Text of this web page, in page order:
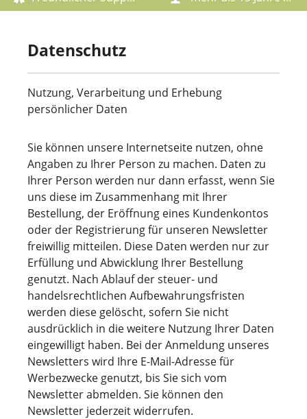
Datenschutz
Nutzung, Verarbeitung und Erhebung
persönlicher Daten
Sie können unsere Internetseite nutzen, ohne
Angaben zu Ihrer Person zu machen. Daten zu
Ihrer Person werden nur dann erfasst, wenn Sie
uns diese im Zusammenhang mit Ihrer
Bestellung, der Eröffnung eines Kundenkontos
oder der Registrierung für unseren Newsletter
freiwillig mitteilen. Diese Daten werden nur zur
Erfüllung und Abwicklung Ihrer Bestellung
genutzt. Nach Ablauf der steuer- und
handelsrechtlichen Aufbewahrungsfristen
werden diese gelöscht, sofern Sie nicht
ausdrücklich in die weitere Nutzung Ihrer Daten
eingewilligt haben. Bei der Anmeldung unseres
Newsletters wird Ihre E-Mail-Adresse für
Werbezwecke genutzt, bis Sie sich vom
Newsletter abmelden. Sie können den
Newsletter jederzeit widerrufen.